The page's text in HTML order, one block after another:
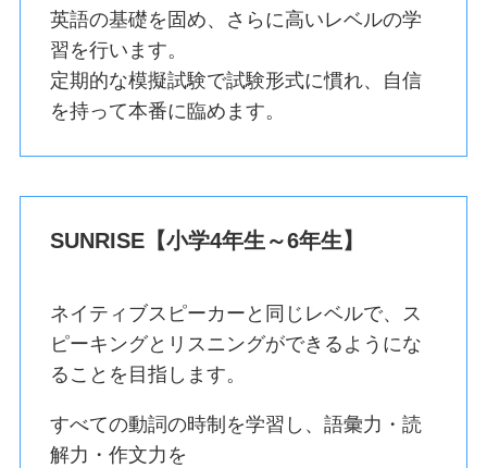
英語の基礎を固め、さらに高いレベルの学
習を行います。
定期的な模擬試験で試験形式に慣れ、自信
を持って本番に臨めます。
SUNRISE【小学4年生～6年生】
ネイティブスピーカーと同じレベルで、ス
ピーキングとリスニングができるようにな
ることを目指します。
すべての動詞の時制を学習し、語彙力・読
解力・作文力を